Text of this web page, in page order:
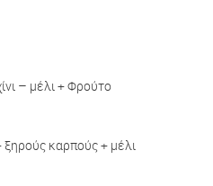
– μέλι + Φρούτο
ξηρούς καρπούς + μέλι